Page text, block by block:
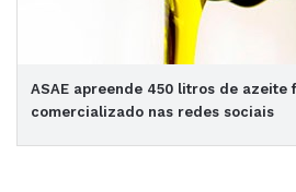
ASAE apreende 450 litros de azeite
comercializado nas redes sociais